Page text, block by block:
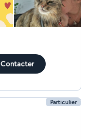
Contacter
Particulier